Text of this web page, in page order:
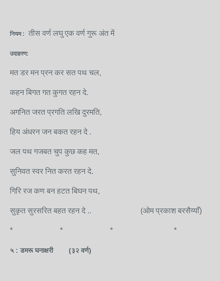
नियम : तीस वर्ण लघु एक वर्ण गुरू अंत में
उदाहरण:
मत डर मन प्रन कर सत पथ चल,
कहन बिगत गत कुगत रहन दे.
अगनित जरत प्रगति लखि दुरमति,
हिय अंधरन जन बकत रहन दे .
जल पथ गजबत चुप कुछ कह मत,
सुनिवत स्वर नित करत रहन दे.
गिरि रज कण बन हटत बिघन पथ,
सुकृत सुरसरित बहत रहन दे .. (ओम प्रकाश बरसैय्याँ)
* * * *
५ : डमरू घनाक्षरी (३२ वर्ण)